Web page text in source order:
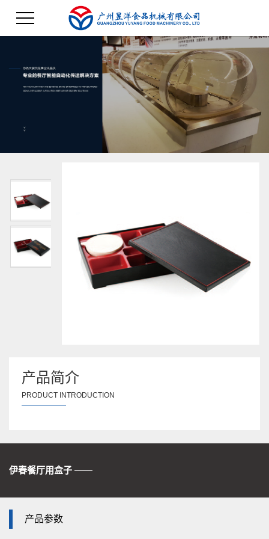
产品简介
PRODUCT INTRODUCTION
伊春餐厅用盒子 ——
产品参数